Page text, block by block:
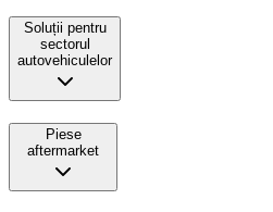
Soluții pentru
sectorul
autovehiculelor
Piese
aftermarket